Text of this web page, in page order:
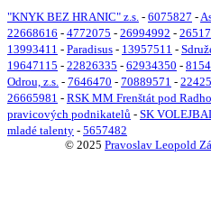
"KNYK BEZ HRANIC" z.s. - 6075827 -
22668616 - 4772075 - 26994992 -
13993411 - Paradisus - 13957511 -
19647115 - 22826335 - 62934350 -
Odrou, z.s. - 7646470 - 70889571 -
26665981 - RSK MM Frenštát pod
pravicových podnikatelů - SK
mladé talenty - 5657482
© 2025 Pravoslav Leopold